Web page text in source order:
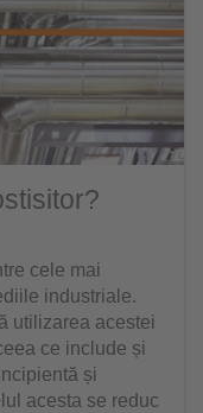
cele mai
industriale.
utilizarea acestei
ce include și
și
acesta se reduc